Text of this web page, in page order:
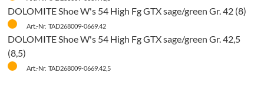
DOLOMITE Shoe W's 54 High Fg GTX sage/green Gr. 42 (8)
Art.-Nr. TAD268009-0669.42
DOLOMITE Shoe W's 54 High Fg GTX sage/green Gr. 42,5
(8,5)
Art.-Nr. TAD268009-0669.42,5